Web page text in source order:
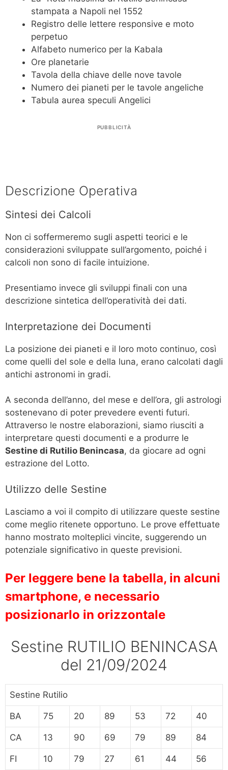
stampata a Napoli nel 1552
Registro delle lettere responsive e moto
perpetuo
Alfabeto numerico per la Kabala
Ore planetarie
Tavola della chiave delle nove tavole
Numero dei pianeti per le tavole angeliche
Tabula aurea speculi Angelici
PUBBLICITÀ
Descrizione Operativa
Sintesi dei Calcoli
Non ci soffermeremo sugli aspetti teorici e le
considerazioni sviluppate sull’argomento, poiché i
calcoli non sono di facile intuizione.
Presentiamo invece gli sviluppi finali con una
descrizione sintetica dell’operatività dei dati.
Interpretazione dei Documenti
La posizione dei pianeti e il loro moto continuo, così
come quelli del sole e della luna, erano calcolati dagli
antichi astronomi in gradi.
A seconda dell’anno, del mese e dell’ora, gli astrologi
sostenevano di poter prevedere eventi futuri.
Attraverso le nostre elaborazioni, siamo riusciti a
interpretare questi documenti e a produrre le
Sestine di Rutilio Benincasa, da giocare ad ogni
estrazione del Lotto.
Utilizzo delle Sestine
Lasciamo a voi il compito di utilizzare queste sestine
come meglio ritenete opportuno. Le prove effettuate
hanno mostrato molteplici vincite, suggerendo un
potenziale significativo in queste previsioni.
Per leggere bene la tabella, in alcuni
smartphone, e necessario
posizionarlo in orizzontale
Sestine RUTILIO BENINCASA
del 21/09/2024
Sestine Rutilio
BA 75 20 89 53 72 40
CA 13 90 69 79 89 84
FI 10 79 27 61 44 56